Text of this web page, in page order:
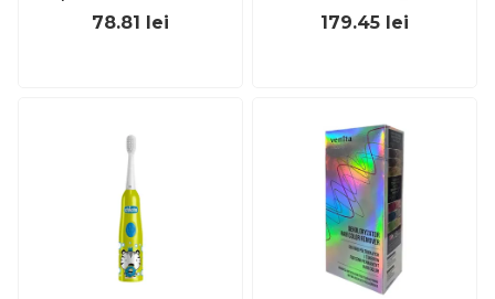
EXL359_918
78.81 lei 179.45 lei